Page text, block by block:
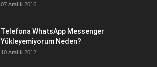
07 Aralık 2016
Telefona WhatsApp Messenger
Yükleyemiyorum Neden?
10 Aralık 2012